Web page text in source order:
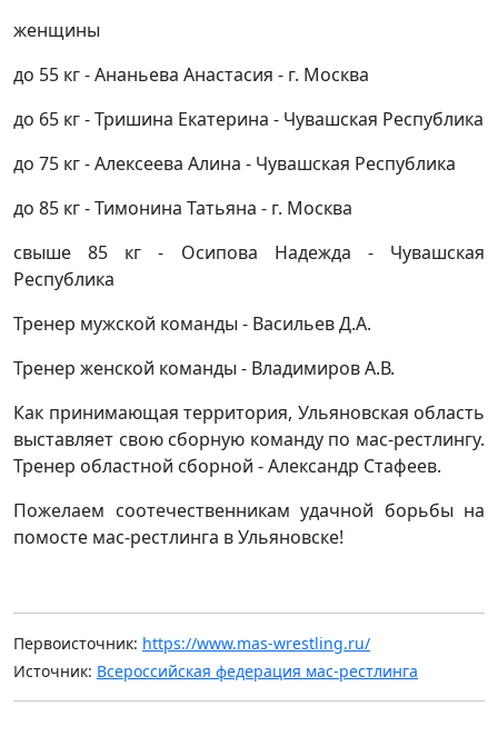
женщины
до 55 кг - Ананьева Анастасия - г. Москва
до 65 кг - Тришина Екатерина - Чувашская Республика
до 75 кг - Алексеева Алина - Чувашская Республика
до 85 кг - Тимонина Татьяна - г. Москва
свыше 85 кг - Осипова Надежда - Чувашская
Республика
Тренер мужской команды - Васильев Д.А.
Тренер женской команды - Владимиров А.В.
Как принимающая территория, Ульяновская область
выставляет свою сборную команду по мас-рестлингу.
Тренер областной сборной - Александр Стафеев.
Пожелаем соотечественникам удачной борьбы на
помосте мас-рестлинга в Ульяновске!
Первоисточник: https://www.mas-wrestling.ru/
Источник: Всероссийская федерация мас-рестлинга